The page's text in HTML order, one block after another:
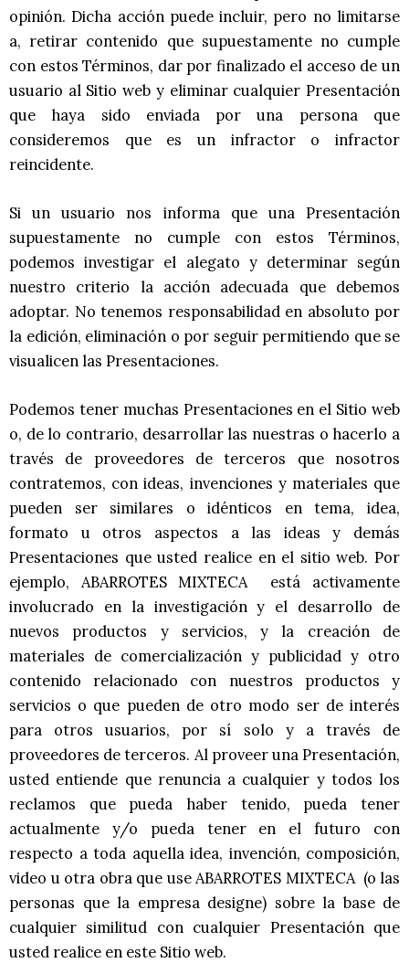
opinión. Dicha acción puede incluir, pero no limitarse
a, retirar contenido que supuestamente no cumple
con estos Términos, dar por finalizado el acceso de un
usuario al Sitio web y eliminar cualquier Presentación
que haya sido enviada por una persona que
consideremos que es un infractor o infractor
reincidente.
Si un usuario nos informa que una Presentación
supuestamente no cumple con estos Términos,
podemos investigar el alegato y determinar según
nuestro criterio la acción adecuada que debemos
adoptar. No tenemos responsabilidad en absoluto por
la edición, eliminación o por seguir permitiendo que se
visualicen las Presentaciones.
Podemos tener muchas Presentaciones en el Sitio web
o, de lo contrario, desarrollar las nuestras o hacerlo a
través de proveedores de terceros que nosotros
contratemos, con ideas, invenciones y materiales que
pueden ser similares o idénticos en tema, idea,
formato u otros aspectos a las ideas y demás
Presentaciones que usted realice en el sitio web. Por
ejemplo, ABARROTES MIXTECA está activamente
involucrado en la investigación y el desarrollo de
nuevos productos y servicios, y la creación de
materiales de comercialización y publicidad y otro
contenido relacionado con nuestros productos y
servicios o que pueden de otro modo ser de interés
para otros usuarios, por sí solo y a través de
proveedores de terceros. Al proveer una Presentación,
usted entiende que renuncia a cualquier y todos los
reclamos que pueda haber tenido, pueda tener
actualmente y/o pueda tener en el futuro con
respecto a toda aquella idea, invención, composición,
video u otra obra que use ABARROTES MIXTECA (o las
personas que la empresa designe) sobre la base de
cualquier similitud con cualquier Presentación que
usted realice en este Sitio web.